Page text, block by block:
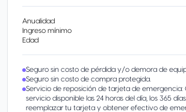
Anualidad
Ingreso mínimo
Edad
Seguro sin costo de pérdida y/o demora de
Seguro sin costo de compra protegida.
Servicio de reposición de tarjeta de emergencia:
servicio disponible las 24 horas del día, los 365
reemplazar tu tarjeta y obtener efectivo de